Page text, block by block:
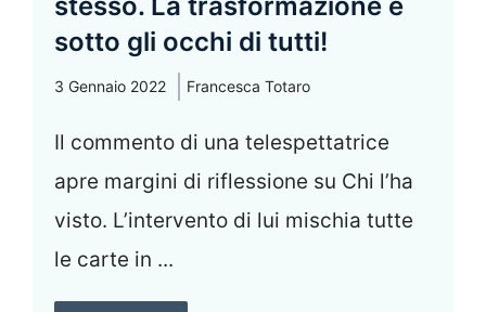
sotto gli occhi di tutti!
3 Gennaio 2022 Francesca Totaro
Il commento di una telespettatrice
apre margini di riflessione su Chi l’ha
visto. L’intervento di lui mischia tutte
le carte in ...